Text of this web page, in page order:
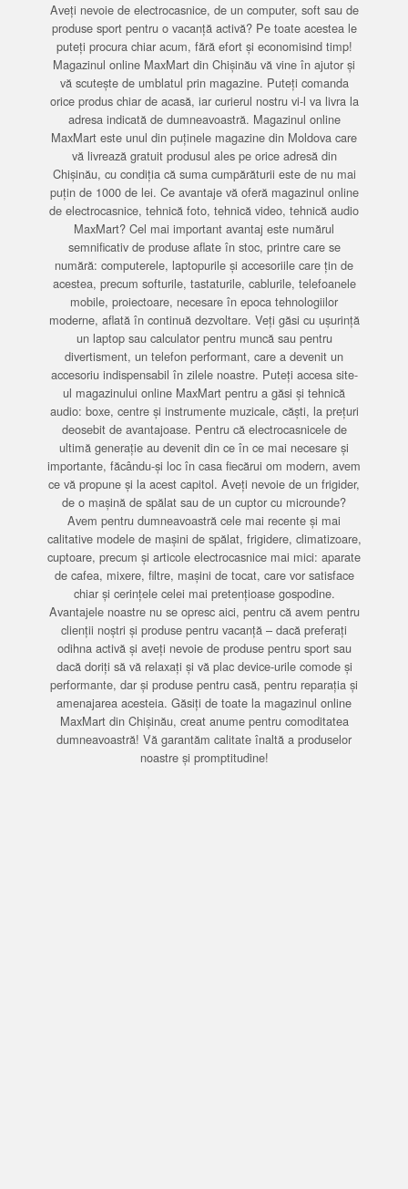
Aveți nevoie de electrocasnice, de un computer, soft sau de
produse sport pentru o vacanță activă? Pe toate acestea le
puteți procura chiar acum, fără efort și economisind timp!
Magazinul online MaxMart din Chișinău vă vine în ajutor și
vă scutește de umblatul prin magazine. Puteți comanda
orice produs chiar de acasă, iar curierul nostru vi-l va livra la
adresa indicată de dumneavoastră. Magazinul online
MaxMart este unul din puținele magazine din Moldova care
vă livrează gratuit produsul ales pe orice adresă din
Chișinău, cu condiția că suma cumpărăturii este de nu mai
puțin de 1000 de lei. Ce avantaje vă oferă magazinul online
de electrocasnice, tehnică foto, tehnică video, tehnică audio
MaxMart? Cel mai important avantaj este numărul
semnificativ de produse aflate în stoc, printre care se
numără: computerele, laptopurile și accesoriile care țin de
acestea, precum softurile, tastaturile, cablurile, telefoanele
mobile, proiectoare, necesare în epoca tehnologiilor
moderne, aflată în continuă dezvoltare. Veți găsi cu ușurință
un laptop sau calculator pentru muncă sau pentru
divertisment, un telefon performant, care a devenit un
accesoriu indispensabil în zilele noastre. Puteți accesa site-
ul magazinului online MaxMart pentru a găsi și tehnică
audio: boxe, centre și instrumente muzicale, căști, la prețuri
deosebit de avantajoase. Pentru că electrocasnicele de
ultimă generație au devenit din ce în ce mai necesare și
importante, făcându-și loc în casa fiecărui om modern, avem
ce vă propune și la acest capitol. Aveți nevoie de un frigider,
de o mașină de spălat sau de un cuptor cu microunde?
Avem pentru dumneavoastră cele mai recente și mai
calitative modele de mașini de spălat, frigidere, climatizoare,
cuptoare, precum și articole electrocasnice mai mici: aparate
de cafea, mixere, filtre, mașini de tocat, care vor satisface
chiar și cerințele celei mai pretențioase gospodine.
Avantajele noastre nu se opresc aici, pentru că avem pentru
clienții noștri și produse pentru vacanță – dacă preferați
odihna activă și aveți nevoie de produse pentru sport sau
dacă doriți să vă relaxați și vă plac device-urile comode și
performante, dar și produse pentru casă, pentru reparația și
amenajarea acesteia. Găsiți de toate la magazinul online
MaxMart din Chișinău, creat anume pentru comoditatea
dumneavoastră! Vă garantăm calitate înaltă a produselor
noastre și promptitudine!